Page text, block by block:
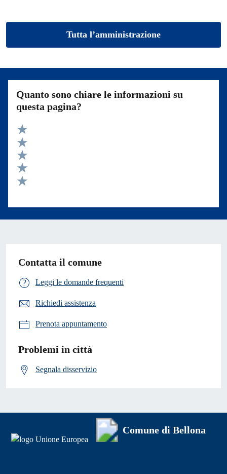
Tutta l’amministrazione
Quanto sono chiare le informazioni su
questa pagina?
Valuta 5 stelle su 5
Valuta 4 stelle su 5
Valuta 3 stelle su 5
Valuta 2 stelle su 5
Contatta il comune
Leggi le domande frequenti
Richiedi assistenza
Prenota appuntamento
Problemi in città
Segnala disservizio
Comune di Bellona